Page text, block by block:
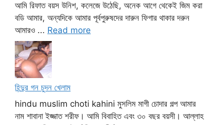
আমি রিফাত বয়স উনিশ, কলেজে উঠেছি, অনেক আগে থেকেই জিম করা
বডি আমার, অন্যদিকে আমার পূর্বপুরুষদের দারুন ফিগার থাকার দরুন
আমারও ... Read more
হিন্দুর গন চুদন খেলাম
hindu muslim choti kahini মুসলিম মাগী চোদার গল্প আমার
নাম শাবানা ইজ্জাত শরীফ। আমি বিবাহিত এবং ৩০ বছর বয়সী। আল্লাহ